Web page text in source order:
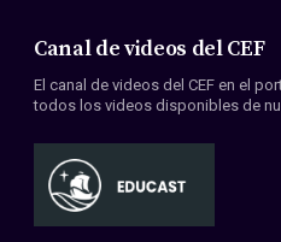
Canal de videos del CEF
El canal de videos del CEF en el
todos los videos disponibles de